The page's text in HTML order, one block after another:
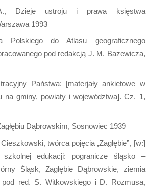
Dzieje ustroju i prawa księstwa
1993
Polskiego do Atlasu geograficznego
pod redakcją J. M. Bazewicza,
Państwa: [materjały ankietowe w
na gminy, powiaty i województwa]. Cz. 1,
Dąbrowskim, Sosnowiec 1939
twórca pojęcia „Zagłębie”, [w:]
szkolnej edukacji: pogranicze śląsko –
Śląsk, Zagłębie Dąbrowskie, ziemia
pod red. S. Witkowskiego i D. Rozmusa,